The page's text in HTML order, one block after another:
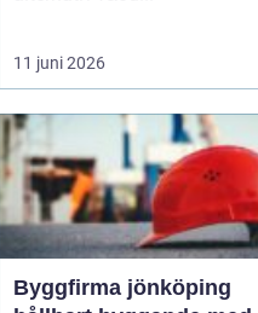
11 juni 2026
Byggfirma jönköping